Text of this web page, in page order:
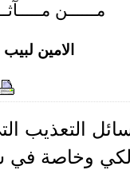
مــــــن
الامين
التعذيب
وخاصة